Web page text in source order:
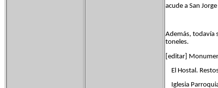
acude a San
Además, todavía
toneles.
[editar]
El Hostal.
Iglesia